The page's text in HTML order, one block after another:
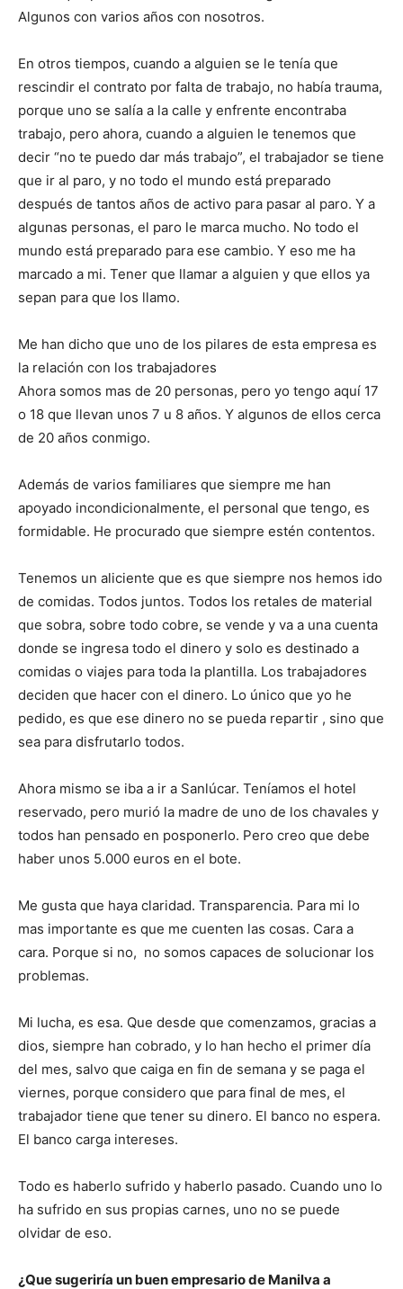
Algunos con varios años con nosotros.
En otros tiempos, cuando a alguien se le tenía que
rescindir el contrato por falta de trabajo, no había trauma,
porque uno se salía a la calle y enfrente encontraba
trabajo, pero ahora, cuando a alguien le tenemos que
decir “no te puedo dar más trabajo”, el trabajador se tiene
que ir al paro, y no todo el mundo está preparado
después de tantos años de activo para pasar al paro. Y a
algunas personas, el paro le marca mucho. No todo el
mundo está preparado para ese cambio. Y eso me ha
marcado a mi. Tener que llamar a alguien y que ellos ya
sepan para que los llamo.
Me han dicho que uno de los pilares de esta empresa es
la relación con los trabajadores
Ahora somos mas de 20 personas, pero yo tengo aquí 17
o 18 que llevan unos 7 u 8 años. Y algunos de ellos cerca
de 20 años conmigo.
Además de varios familiares que siempre me han
apoyado incondicionalmente, el personal que tengo, es
formidable. He procurado que siempre estén contentos.
Tenemos un aliciente que es que siempre nos hemos ido
de comidas. Todos juntos. Todos los retales de material
que sobra, sobre todo cobre, se vende y va a una cuenta
donde se ingresa todo el dinero y solo es destinado a
comidas o viajes para toda la plantilla. Los trabajadores
deciden que hacer con el dinero. Lo único que yo he
pedido, es que ese dinero no se pueda repartir , sino que
sea para disfrutarlo todos.
Ahora mismo se iba a ir a Sanlúcar. Teníamos el hotel
reservado, pero murió la madre de uno de los chavales y
todos han pensado en posponerlo. Pero creo que debe
haber unos 5.000 euros en el bote.
Me gusta que haya claridad. Transparencia. Para mi lo
mas importante es que me cuenten las cosas. Cara a
cara. Porque si no, no somos capaces de solucionar los
problemas.
Mi lucha, es esa. Que desde que comenzamos, gracias a
dios, siempre han cobrado, y lo han hecho el primer día
del mes, salvo que caiga en fin de semana y se paga el
viernes, porque considero que para final de mes, el
trabajador tiene que tener su dinero. El banco no espera.
El banco carga intereses.
Todo es haberlo sufrido y haberlo pasado. Cuando uno lo
ha sufrido en sus propias carnes, uno no se puede
olvidar de eso.
¿Que sugeriría un buen empresario de Manilva a